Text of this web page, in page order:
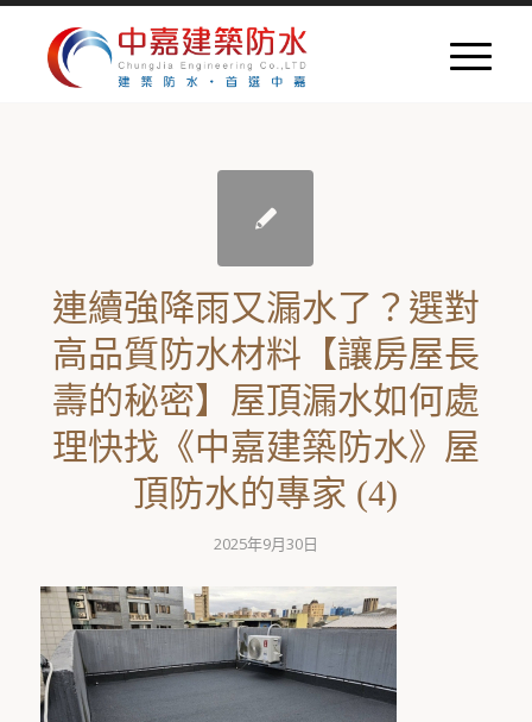
連續強降雨又漏水了？選對
高品質防水材料【讓房屋長
壽的秘密】屋頂漏水如何處
理快找《中嘉建築防水》屋
頂防水的專家 (4)
2025年9月30日